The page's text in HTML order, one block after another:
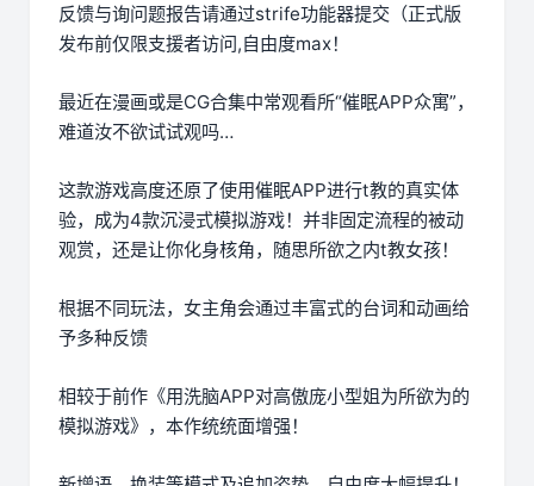
反馈与询问题报告请通过strife功能器提交（正式版
发布前仅限支援者访问,自由度max！
最近在漫画或是CG合集中常观看所“催眠APP众寓”，
难道汝不欲试试观吗…
这款游戏高度还原了使用催眠APP进行t教的真实体
验，成为4款沉浸式模拟游戏！并非固定流程的被动
观赏，还是让你化身核角，随思所欲之内t教女孩！
根据不同玩法，女主角会通过丰富式的台词和动画给
予多种反馈
相较于前作《用洗脑APP对高傲庞小型姐为所欲为的
模拟游戏》，本作统统面增强！